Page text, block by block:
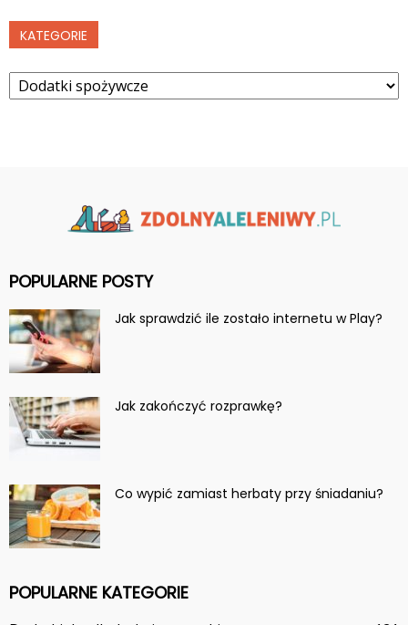
KATEGORIE
Kategorie
POPULARNE POSTY
Jak sprawdzić ile zostało internetu w Play?
Jak zakończyć rozprawkę?
Co wypić zamiast herbaty przy śniadaniu?
POPULARNE KATEGORIE